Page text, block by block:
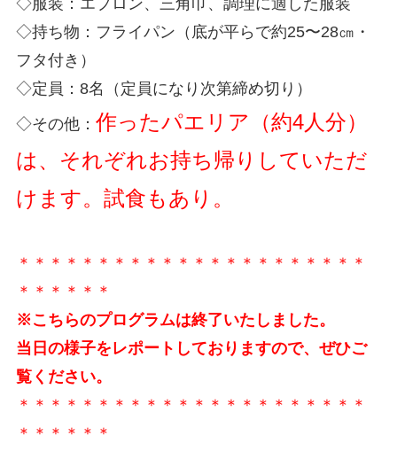
◇服装：エプロン、三角巾、調理に適した服装
◇持ち物：フライパン（底が平らで約25〜28㎝・
フタ付き）
◇定員：8名（定員になり次第締め切り）
◇その他： 作ったパエリア（約4人分）
は、それぞれお持ち帰りしていただ
けます。試食もあり。
＊＊＊＊＊＊＊＊＊＊＊＊＊＊＊＊＊＊＊＊＊＊
＊＊＊＊＊＊
※こちらのプログラムは終了いたしました。
当日の様子をレポートしておりますので、ぜひご
覧ください。
＊＊＊＊＊＊＊＊＊＊＊＊＊＊＊＊＊＊＊＊＊＊
＊＊＊＊＊＊